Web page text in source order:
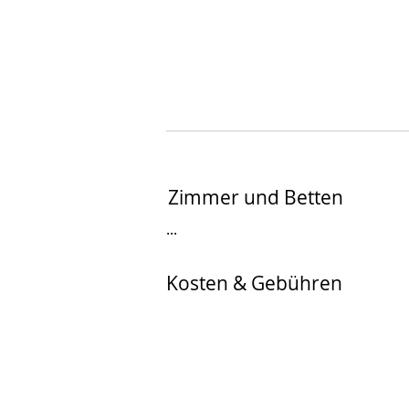
Zimmer und Betten
...
Kosten & Gebühren